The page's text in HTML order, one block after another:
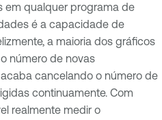
em qualquer programa de
é a capacidade de
a maioria dos gráficos
número de novas
cancelando o número de
continuamente. Com
realmente medir o